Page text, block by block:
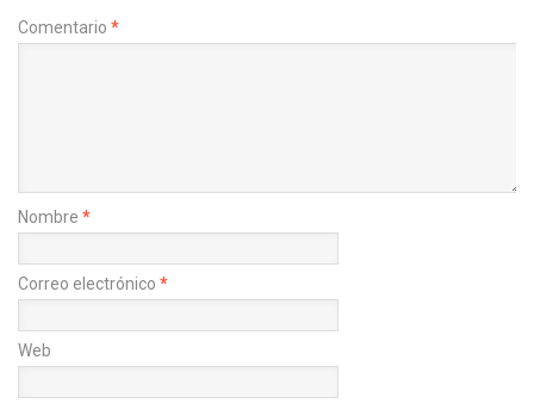
Comentario *
Nombre *
Correo electrónico *
Web